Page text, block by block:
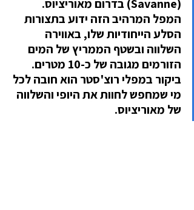
(Savanne) בדרום מאוריציוס.
המפל המרהיב הזה ידוע בתצורות
הסלע הייחודיות שלו, באווירה
השלווה ובשטף הממריץ של המים
הזורמים מגובה של כ-10 מטרים.
ביקור במפלי רוצ'סטר הוא חובה לכל
מי שמחפש לחוות את היופי והשלווה
של מאוריציוס.